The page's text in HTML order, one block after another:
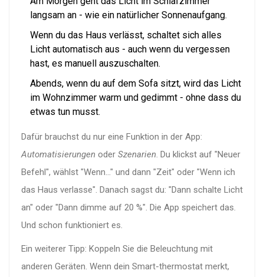
langsam an - wie ein natürlicher Sonnenaufgang.
Wenn du das Haus verlässt, schaltet sich alles
Licht automatisch aus - auch wenn du vergessen
hast, es manuell auszuschalten.
Abends, wenn du auf dem Sofa sitzt, wird das Licht
im Wohnzimmer warm und gedimmt - ohne dass du
etwas tun musst.
Dafür brauchst du nur eine Funktion in der App:
Automatisierungen oder Szenarien. Du klickst auf "Neuer
Befehl", wählst "Wenn..." und dann "Zeit" oder "Wenn ich
das Haus verlasse". Danach sagst du: "Dann schalte Licht
an" oder "Dann dimme auf 20 %". Die App speichert das.
Und schon funktioniert es.
Ein weiterer Tipp: Koppeln Sie die Beleuchtung mit
anderen Geräten. Wenn dein Smart-thermostat merkt,